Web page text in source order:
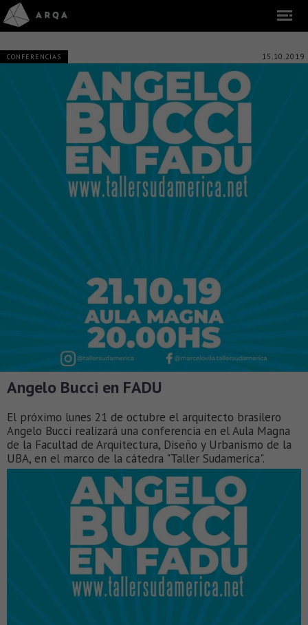
CONFERENCIAS 15.10.2019
Angelo Bucci en FADU
El próximo lunes 21 de octubre el arquitecto brasilero
Angelo Bucci realizará una conferencia en el Aula Magna
de la Facultad de Arquitectura, Diseño y Urbanismo de la
UBA, en el marco de la cátedra "Taller Sudamerica".